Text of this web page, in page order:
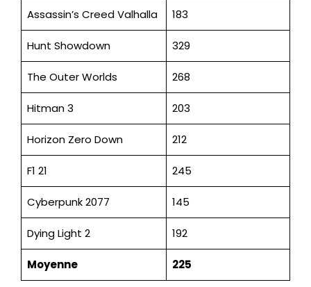
Assassin’s Creed Valhalla 183
Hunt Showdown 329
The Outer Worlds 268
Hitman 3 203
Horizon Zero Down 212
F1 21 245
Cyberpunk 2077 145
Dying Light 2 192
Moyenne 225